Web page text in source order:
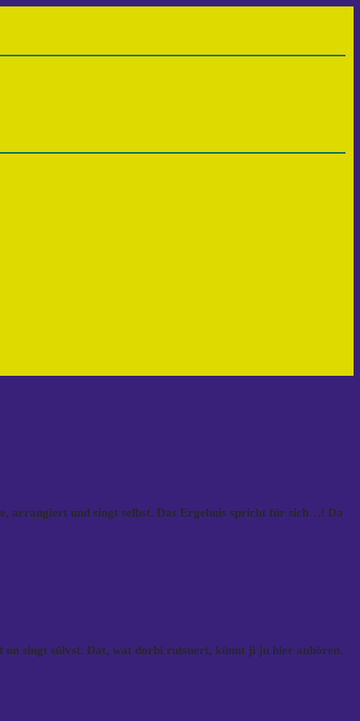
arrangiert und singt selbst. Das Ergebnis spricht für sich…! Da
singt sülvst. Dat, wat dorbi rutsuert, künnt ji ju hier anhören.